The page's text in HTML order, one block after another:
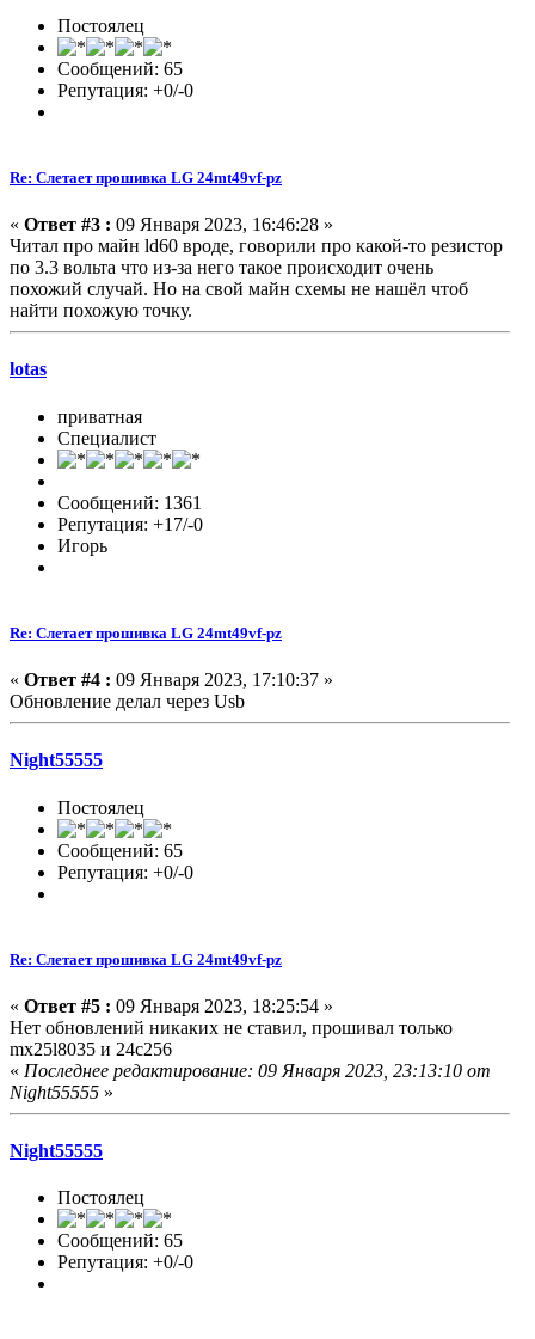
Постоялец
Сообщений: 65
Репутация: +0/-0
Re: Слетает прошивка LG 24mt49vf-pz
« Ответ #3 : 09 Января 2023, 16:46:28 »
Читал про майн ld60 вроде, говорили про какой-то резистор
по 3.3 вольта что из-за него такое происходит очень
похожий случай. Но на свой майн схемы не нашëл чтоб
найти похожую точку.
lotas
приватная
Специалист
Сообщений: 1361
Репутация: +17/-0
Игорь
Re: Слетает прошивка LG 24mt49vf-pz
« Ответ #4 : 09 Января 2023, 17:10:37 »
Обновление делал через Usb
Night55555
Постоялец
Сообщений: 65
Репутация: +0/-0
Re: Слетает прошивка LG 24mt49vf-pz
« Ответ #5 : 09 Января 2023, 18:25:54 »
Нет обновлений никаких не ставил, прошивал только
mx25l8035 и 24с256
« Последнее редактирование: 09 Января 2023, 23:13:10 от
Night55555 »
Night55555
Постоялец
Сообщений: 65
Репутация: +0/-0